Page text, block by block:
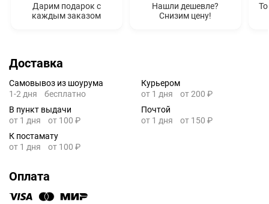
Дарим подарок с
каждым заказом
Нашли дешевле?
Снизим цену!
Доставка
Самовывоз из шоурума
1-2 дня
бесплатно
Курьером
от 1 дня
от 200 ₽
В пункт выдачи
от 1 дня
от 100 ₽
Почтой
от 1 дня
от 150 ₽
К постамату
от 1 дня
от 100 ₽
Оплата